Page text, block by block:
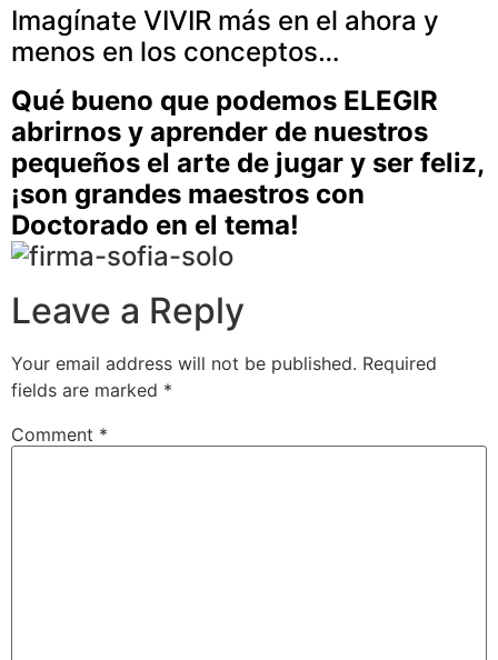
Imagínate VIVIR más en el ahora y
menos en los conceptos…
Qué bueno que podemos ELEGIR
abrirnos y aprender de nuestros
pequeños el arte de jugar y ser feliz,
¡son grandes maestros con
Doctorado en el tema!
Leave a Reply
Your email address will not be published. Required
fields are marked *
Comment *